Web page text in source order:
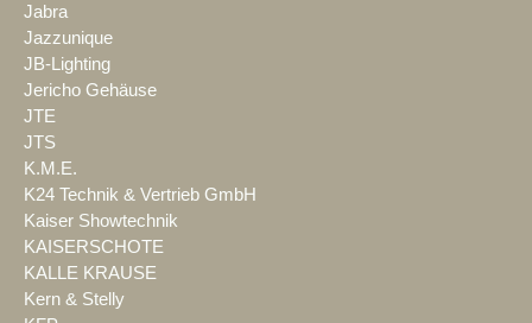
Jabra
Jazzunique
JB-Lighting
Jericho Gehäuse
JTE
JTS
K.M.E.
K24 Technik & Vertrieb GmbH
Kaiser Showtechnik
KAISERSCHOTE
KALLE KRAUSE
Kern & Stelly